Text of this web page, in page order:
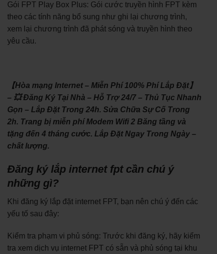
Gói FPT Play Box Plus: Gói cước truyền hình FPT kèm
theo các tính năng bổ sung như ghi lại chương trình,
xem lại chương trình đã phát sóng và truyền hình theo
yêu cầu.
【Hòa mạng Internet – Miễn Phí 100% Phí Lắp Đặt】
– 💥 Đăng Ký Tại Nhà – Hỗ Trợ 24/7 – Thủ Tục Nhanh
Gọn – Lắp Đặt Trong 24h. Sửa Chữa Sự Cố Trong
2h. Trang bị miễn phí Modem Wifi 2 Băng tầng và
tặng đến 4 tháng cước. Lắp Đặt Ngay Trong Ngày –
chất lượng.
Đăng ký lắp internet fpt cần chú ý
những gì?
Khi đăng ký lắp đặt internet FPT, bạn nên chú ý đến các
yếu tố sau đây:
Kiểm tra phạm vi phủ sóng: Trước khi đăng ký, hãy kiểm
tra xem dịch vụ internet FPT có sẵn và phủ sóng tại khu